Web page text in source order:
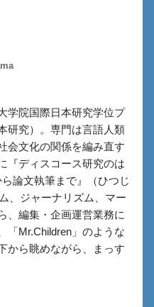
学院国際日本研究学位プ
研究）。専門は言語人類
会文化の関係を編み直す
『ディスコース研究のは
論文執筆まで』（ひつじ
、ジャーナリズム、マー
、編集・企画運営業務に
「Mr.Children」のような
から眺めながら、まっす